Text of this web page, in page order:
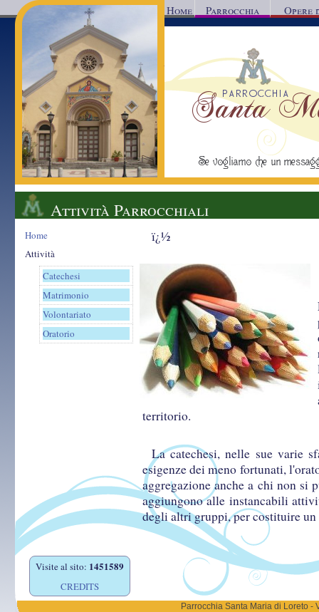
Home Parrocchia Opere
Parrocchia Santa
Reggio Calabria
Se vogliamo che un
Attività Parrocchiali
Home
Attività
Catechesi
Matrimonio
Volontariato
Oratorio
ï¿½
territorio.
La catechesi, nelle sue varie
esigenze dei meno fortunati,
aggregazione anche a chi non si
aggiungono alle instancabili
degli altri gruppi, per costituire
Visite al sito: 1451589
CREDITS
Parrocchia Santa Maria di Loreto -